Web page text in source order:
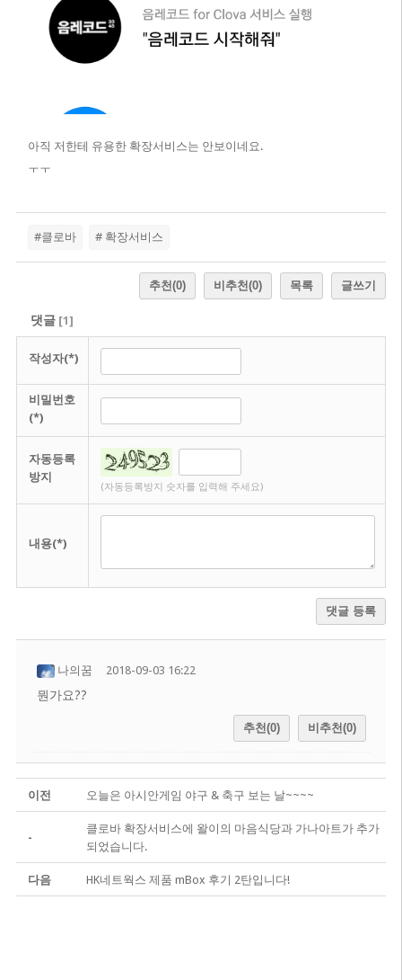
아직 저한테 유용한 확장서비스는 안보이네요.
ㅜㅜ
#클로바 # 확장서비스
추천(0) 비추천(0) 목록 글쓰기
댓글[1]
작성자(*)
비밀번호
(*)
자동등록
방지
(자동등록방지 숫자를 입력해 주세요)
내용(*)
댓글 등록
나의꿈 2018-09-03 16:22
뭔가요??
추천(0) 비추천(0)
이전 오늘은 아시안게임 야구 & 축구 보는 날~~~~
-
클로바 확장서비스에 왈이의 마음식당과 가나아트가 추가
되었습니다.
다음 HK네트웍스 제품 mBox 후기 2탄입니다!